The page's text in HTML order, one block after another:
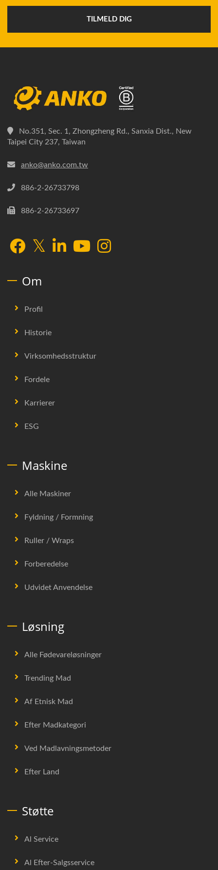
TILMELD DIG
No.351, Sec. 1, Zhongzheng Rd., Sanxia Dist., New
Taipei City 237, Taiwan
anko@anko.com.tw
886-2-26733798
886-2-26733697
Om
Profil
Historie
Virksomhedsstruktur
Fordele
Karrierer
ESG
Maskine
Alle Maskiner
Fyldning / Formning
Ruller / Wraps
Forberedelse
Udvidet Anvendelse
Løsning
Alle Fødevareløsninger
Trending Mad
Af Etnisk Mad
Efter Madkategori
Ved Madlavningsmetoder
Efter Land
Støtte
Al Service
Al Efter-Salgsservice